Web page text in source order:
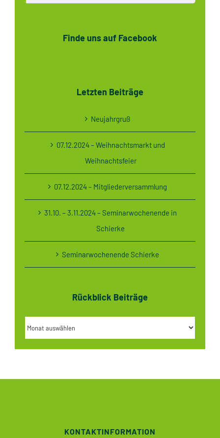
Finde uns auf Facebook
Letzten Beiträge
Neujahrgruß
07.12.2024 – Weihnachtsmarkt und
Weihnachtsfeier
07.12.2024 – Mitgliederversammlung
31.10. – 3.11.2024 – Seminarwochenende in
Schierke
Seminarwochenende Schierke
Rückblick Beiträge
Rückblick
Beiträge
KONTAKTINFORMATION